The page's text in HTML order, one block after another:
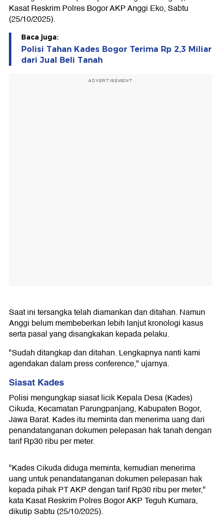
Kasat Reskrim Polres Bogor AKP Anggi Eko, Sabtu
(25/10/2025).
Baca juga:
Polisi Tahan Kades Bogor Terima Rp 2,3 Miliar
dari Jual Beli Tanah
ADVERTISEMENT
Saat ini tersangka telah diamankan dan ditahan. Namun
Anggi belum membeberkan lebih lanjut kronologi kasus
serta pasal yang disangkakan kepada pelaku.
"Sudah ditangkap dan ditahan. Lengkapnya nanti kami
agendakan dalam press conference," ujarnya.
Siasat Kades
Polisi mengungkap siasat licik Kepala Desa (Kades)
Cikuda, Kecamatan Parungpanjang, Kabupaten Bogor,
Jawa Barat. Kades itu meminta dan menerima uang dari
penandatanganan dokumen pelepasan hak tanah dengan
tarif Rp30 ribu per meter.
"Kades Cikuda diduga meminta, kemudian menerima
uang untuk penandatanganan dokumen pelepasan hak
kepada pihak PT AKP dengan tarif Rp30 ribu per meter,"
kata Kasat Reskrim Polres Bogor AKP Teguh Kumara,
dikutip Sabtu (25/10/2025).